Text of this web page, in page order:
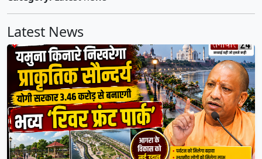
Latest News